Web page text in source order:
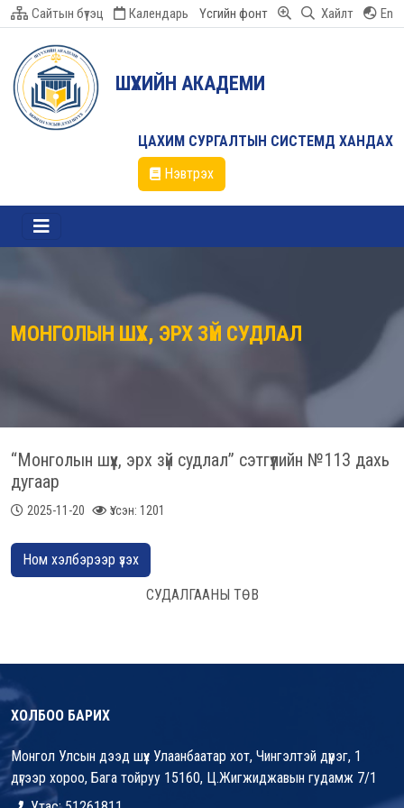
Сайтын бүтэц Календарь Үсгийн фонт Хайлт En
ШҮҮХИЙН АКАДЕМИ
ЦАХИМ СУРГАЛТЫН СИСТЕМД ХАНДАХ
Нэвтрэх
МОНГОЛЫН ШҮҮХ, ЭРХ ЗҮЙ СУДЛАЛ
“Монголын шүүх, эрх зүй судлал” сэтгүүлийн №113 дахь
дугаар
2025-11-20 Үзсэн: 1201
Ном хэлбэрээр үзэх
СУДАЛГААНЫ ТӨВ
ХОЛБОО БАРИХ
Монгол Улсын дээд шүүх Улаанбаатар хот, Чингэлтэй дүүрэг, 1
дүгээр хороо, Бага тойруу 15160, Ц.Жигжиджавын гудамж 7/1